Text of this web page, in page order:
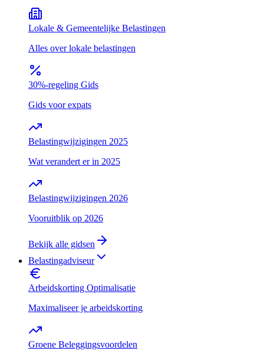
Lokale & Gemeentelijke Belastingen
Alles over lokale belastingen
30%-regeling Gids
Gids voor expats
Belastingwijzigingen 2025
Wat verandert er in 2025
Belastingwijzigingen 2026
Vooruitblik op 2026
Bekijk alle gidsen
Belastingadviseur
Arbeidskorting Optimalisatie
Maximaliseer je arbeidskorting
Groene Beleggingsvoordelen